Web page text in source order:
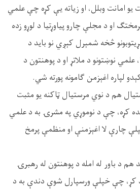
امانت وبلل، او زیاته یې کړه چې علمي
او د مجلې چارو پیاوړتیا د لوړو زده
څخه شمېرل کېږي نو باید د
علمي نوښتونو د ملاتړ او د پوهنتون د
لپاره اغېزمن ګامونه پورته شي.
هم د نوي مرستیال ټاکنه یو مثبت
کړه، چې د نوموړي په مشرۍ به د علمي
چارې لا اغېزمنې او منظمې پرمخ
هم د باور له امله د پوهنتون له رهبرۍ
کړ، چې خپلې ورسپارل شوې دندې به د